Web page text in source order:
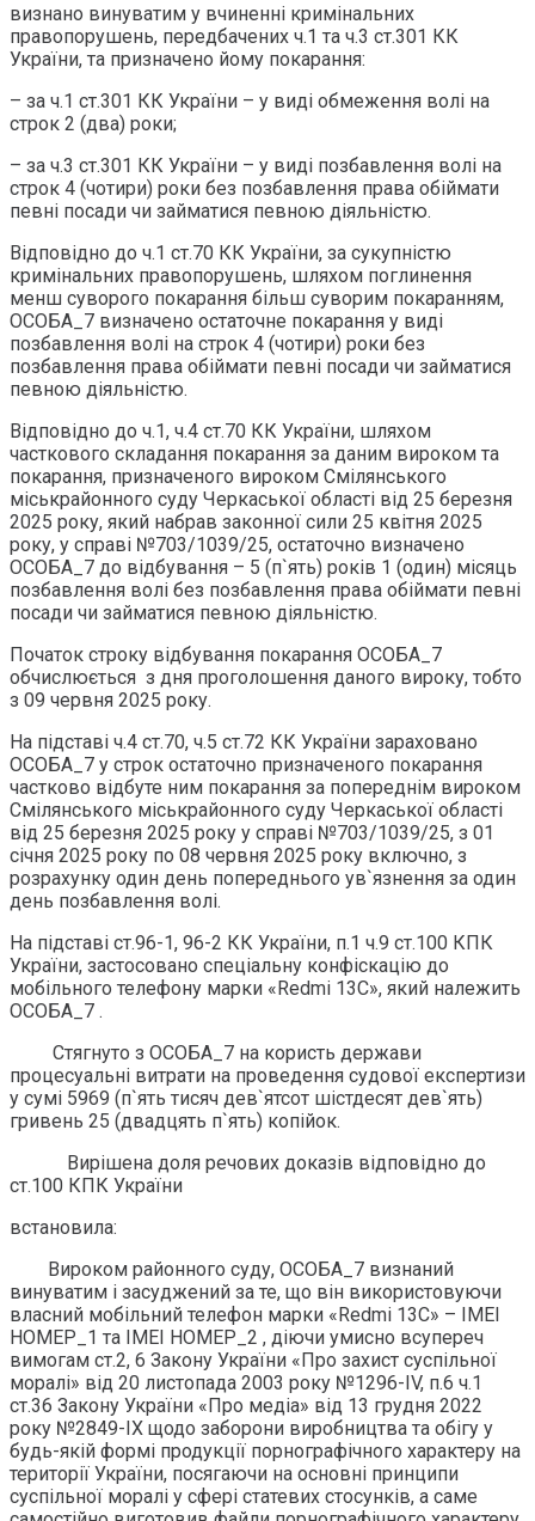
визнано винуватим у вчиненні кримінальних
правопорушень, передбачених ч.1 та ч.3 ст.301 КК
України, та призначено йому покарання:
– за ч.1 ст.301 КК України – у виді обмеження волі на
строк 2 (два) роки;
– за ч.3 ст.301 КК України – у виді позбавлення волі на
строк 4 (чотири) роки без позбавлення права обіймати
певні посади чи займатися певною діяльністю.
Відповідно до ч.1 ст.70 КК України, за сукупністю
кримінальних правопорушень, шляхом поглинення
менш суворого покарання більш суворим покаранням,
ОСОБА_7 визначено остаточне покарання у виді
позбавлення волі на строк 4 (чотири) роки без
позбавлення права обіймати певні посади чи займатися
певною діяльністю.
Відповідно до ч.1, ч.4 ст.70 КК України, шляхом
часткового складання покарання за даним вироком та
покарання, призначеного вироком Смілянського
міськрайонного суду Черкаської області від 25 березня
2025 року, який набрав законної сили 25 квітня 2025
року, у справі №703/1039/25, остаточно визначено
ОСОБА_7 до відбування – 5 (п`ять) років 1 (один) місяць
позбавлення волі без позбавлення права обіймати певні
посади чи займатися певною діяльністю.
Початок строку відбування покарання ОСОБА_7
обчислюється з дня проголошення даного вироку, тобто
з 09 червня 2025 року.
На підставі ч.4 ст.70, ч.5 ст.72 КК України зараховано
ОСОБА_7 у строк остаточно призначеного покарання
частково відбуте ним покарання за попереднім вироком
Смілянського міськрайонного суду Черкаської області
від 25 березня 2025 року у справі №703/1039/25, з 01
січня 2025 року по 08 червня 2025 року включно, з
розрахунку один день попереднього ув`язнення за один
день позбавлення волі.
На підставі ст.96-1, 96-2 КК України, п.1 ч.9 ст.100 КПК
України, застосовано спеціальну конфіскацію до
мобільного телефону марки «Redmi 13C», який належить
ОСОБА_7 .
Стягнуто з ОСОБА_7 на користь держави
процесуальні витрати на проведення судової експертизи
у сумі 5969 (п`ять тисяч дев`ятсот шістдесят дев`ять)
гривень 25 (двадцять п`ять) копійок.
Вирішена доля речових доказів відповідно до
ст.100 КПК України
встановила:
Вироком районного суду, ОСОБА_7 визнаний
винуватим і засуджений за те, що він використовуючи
власний мобільний телефон марки «Redmi 13C» – ІМЕІ
НОМЕР_1 та ІМЕІ НОМЕР_2 , діючи умисно всупереч
вимогам ст.2, 6 Закону України «Про захист суспільної
моралі» від 20 листопада 2003 року №1296-ІV, п.6 ч.1
ст.36 Закону України «Про медіа» від 13 грудня 2022
року №2849-ІХ щодо заборони виробництва та обігу у
будь-якій формі продукції порнографічного характеру на
території України, посягаючи на основні принципи
суспільної моралі у сфері статевих стосунків, а саме